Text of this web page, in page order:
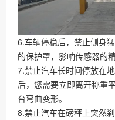
6.车辆停稳后，禁止侧身
的保护罩，影响传感器的
7.禁止汽车长时间停放在
后，您需要立即离开称重
台弯曲变形。
8.禁止汽车在磅秤上突然